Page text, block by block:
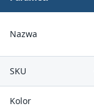
Nazwa
SKU
Kolor